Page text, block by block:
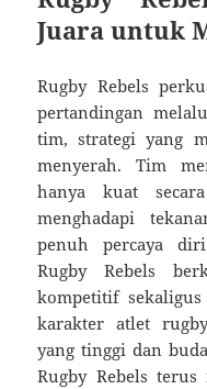
Juara untuk
Rugby Rebels
pertandingan
tim, strategi yang
menyerah. Tim
hanya kuat
menghadapi
penuh percaya
Rugby Rebels
kompetitif
karakter atlet
yang tinggi dan
Rugby Rebels